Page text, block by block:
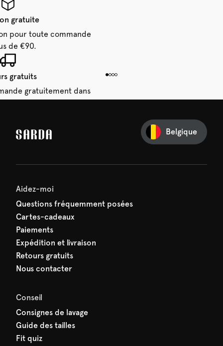
gratuite
pour toute commande
de €90.
gratuits
gratuitement dans
jours.
commande
Belgique
Aidez-moi
Questions fréquemment posées
Cartes-cadeaux
Paiements
Expédition et livraison
Retours gratuits
Nous contacter
Conseil
Consignes de lavage
Guide des tailles
Fit quiz